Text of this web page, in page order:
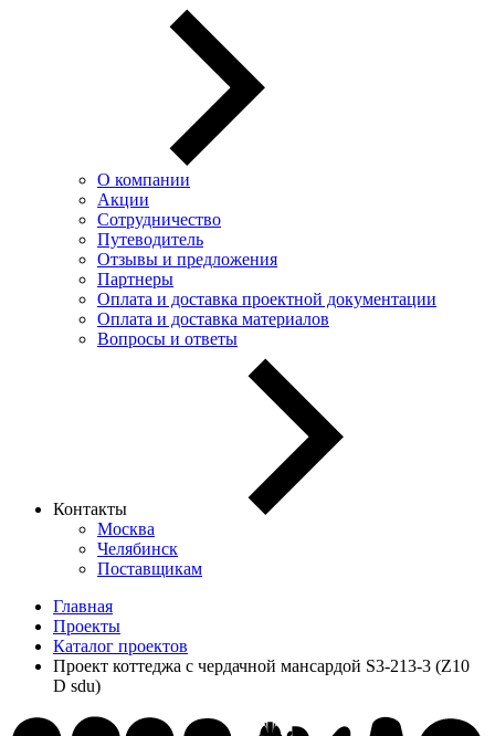
О компании
Акции
Сотрудничество
Путеводитель
Отзывы и предложения
Партнеры
Оплата и доставка проектной документации
Оплата и доставка материалов
Вопросы и ответы
Контакты
Москва
Челябинск
Поставщикам
Главная
Проекты
Каталог проектов
Проект коттеджа с чердачной мансардой S3-213-3 (Z10
D sdu)